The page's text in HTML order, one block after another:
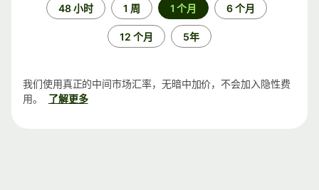
48 小时 1 周 1 个月 6 个月
12 个月 5年
我们使用真正的中间市场汇率，无暗中加价，不会加入隐性费
用。
了解更多